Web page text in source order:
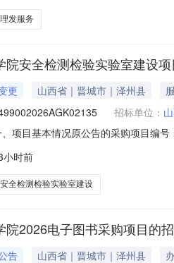
理发服务
院安全检测检验实验室建设
更 山西省｜晋城市｜泽州县
招标单位：
项目基本情况原公告的采购项目编
村镇陵沁线666号联系方式：0356-
小时前
安全检测检验实验室建设
院2026电子图书采购项目的
告 山西省｜晋城市｜泽州县